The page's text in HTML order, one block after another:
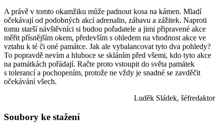
A právě v tomto okamžiku může padnout kosa na kámen. Mladí
očekávají od podobných akcí adrenalin, zábavu a zážitek. Naproti
tomu starší návštěvníci si budou pořadatele a jimi připravené akce
měřit přísnějším okem, především s ohledem na vhodnost akce ve
vztahu k té či oné památce. Jak ale vybalancovat tyto dva pohledy?
To popravdě nevím a hluboce se skláním před všemi, kdo tyto akce
na památkách pořádají. Račte proto vstoupit do světa památek
s tolerancí a pochopením, protože ne vždy je snadné se zavděčit
očekávání všech.
Luděk Sládek, šéfredaktor
Soubory ke stažení